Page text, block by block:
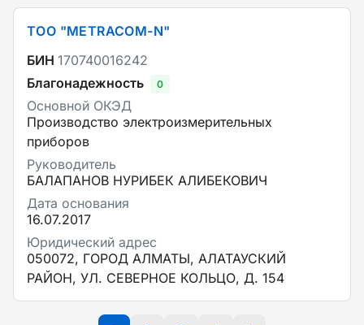
ТОО "METRACOM-N"
БИН 170740016242
Благонадежность
0
Основной ОКЭД
Производство электроизмерительных
приборов
Руководитель
БАЛАПАНОВ НУРИБЕК АЛИБЕКОВИЧ
Дата основания
16.07.2017
Юридический адрес
050072, ГОРОД АЛМАТЫ, АЛАТАУСКИЙ
РАЙОН, УЛ. СЕВЕРНОЕ КОЛЬЦО, Д. 154